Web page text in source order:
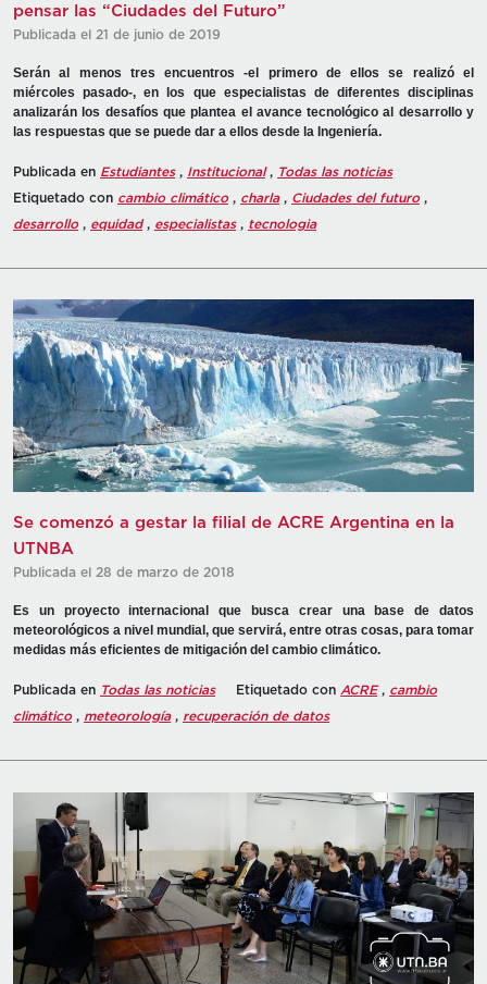
pensar las “Ciudades del Futuro”
Publicada el 21 de junio de 2019
Serán al menos tres encuentros -el primero de ellos se realizó el
miércoles pasado-, en los que especialistas de diferentes disciplinas
analizarán los desafíos que plantea el avance tecnológico al desarrollo y
las respuestas que se puede dar a ellos desde la Ingeniería.
Publicada en Estudiantes, Institucional, Todas las noticias
Etiquetado con cambio climático, charla, Ciudades del futuro,
desarrollo, equidad, especialistas, tecnologia
Se comenzó a gestar la filial de ACRE Argentina en la
UTNBA
Publicada el 28 de marzo de 2018
Es un proyecto internacional que busca crear una base de datos
meteorológicos a nivel mundial, que servirá, entre otras cosas, para tomar
medidas más eficientes de mitigación del cambio climático.
Publicada en Todas las noticias Etiquetado con ACRE, cambio
climático, meteorología, recuperación de datos